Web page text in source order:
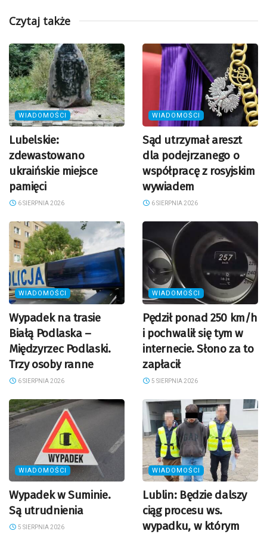
Czytaj także
WIADOMOŚCI
Lubelskie:
zdewastowano
ukraińskie miejsce
pamięci
6 SIERPNIA 2026
WIADOMOŚCI
Sąd utrzymał areszt
dla podejrzanego o
współpracę z rosyjskim
wywiadem
6 SIERPNIA 2026
WIADOMOŚCI
Wypadek na trasie
Białą Podlaska –
Międzyrzec Podlaski.
Trzy osoby ranne
6 SIERPNIA 2026
WIADOMOŚCI
Pędził ponad 250 km/h
i pochwalił się tym w
internecie. Słono za to
zapłacił
5 SIERPNIA 2026
WIADOMOŚCI
Wypadek w Suminie.
Są utrudnienia
5 SIERPNIA 2026
WIADOMOŚCI
Lublin: Będzie dalszy
ciąg procesu ws.
wypadku, w którym